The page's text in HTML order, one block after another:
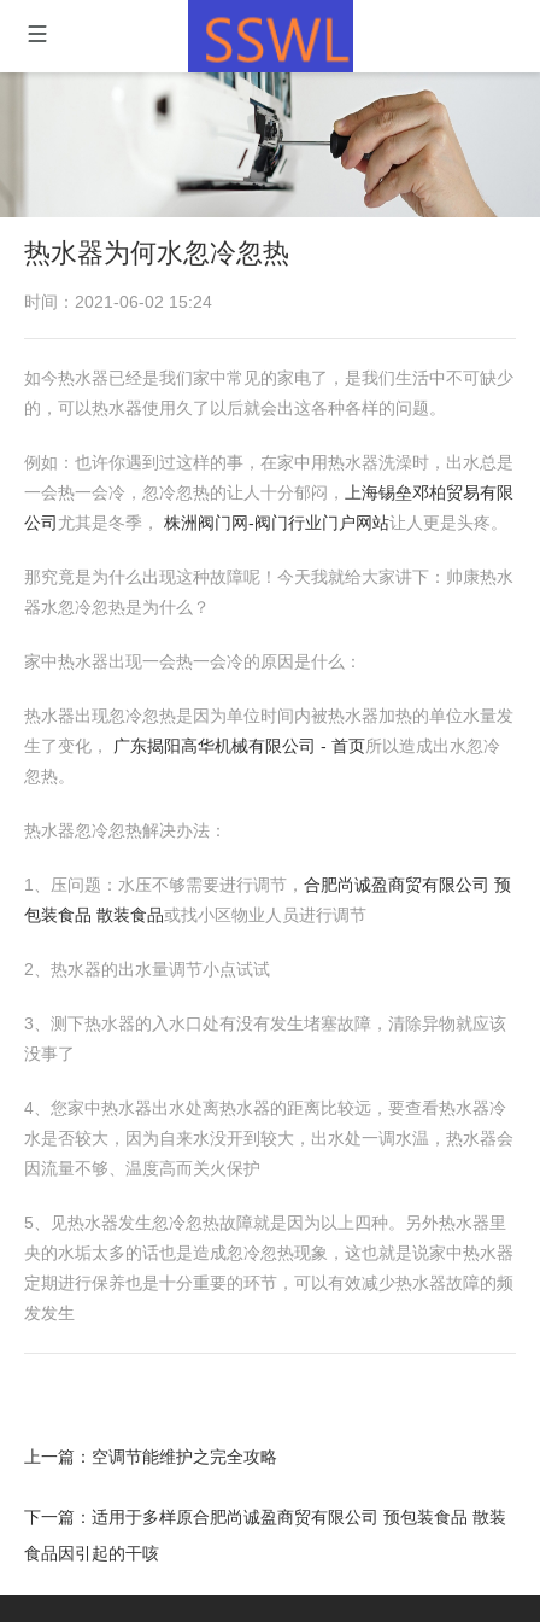
热水器为何水忽冷忽热
时间：2021-06-02 15:24
如今热水器已经是我们家中常见的家电了，是我们生活中不可缺少
的，可以热水器使用久了以后就会出这各种各样的问题。
例如：也许你遇到过这样的事，在家中用热水器洗澡时，出水总是
一会热一会冷，忽冷忽热的让人十分郁闷，
上海锡垒邓柏贸易有限
公司 尤其是冬季， 株洲阀门网-阀门行业门户网站让人更是头疼。
那究竟是为什么出现这种故障呢！今天我就给大家讲下：帅康热水
器水忽冷忽热是为什么？
家中热水器出现一会热一会冷的原因是什么：
热水器出现忽冷忽热是因为单位时间内被热水器加热的单位水量发
生了变化，
广东揭阳高华机械有限公司 - 首页所以造成出水忽冷
忽热。
热水器忽冷忽热解决办法：
1、压问题：水压不够需要进行调节， 合肥尚诚盈商贸有限公司 预
包装食品 散装食品或找小区物业人员进行调节
2、热水器的出水量调节小点试试
3、测下热水器的入水口处有没有发生堵塞故障，清除异物就应该
没事了
4、您家中热水器出水处离热水器的距离比较远，要查看热水器冷
水是否较大，因为自来水没开到较大，出水处一调水温，热水器会
因流量不够、温度高而关火保护
5、见热水器发生忽冷忽热故障就是因为以上四种。另外热水器里
央的水垢太多的话也是造成忽冷忽热现象，这也就是说家中热水器
定期进行保养也是十分重要的环节，可以有效减少热水器故障的频
发发生
上一篇： 空调节能维护之完全攻略
下一篇： 适用于多样原合肥尚诚盈商贸有限公司 预包装食品 散装
食品因引起的干咳